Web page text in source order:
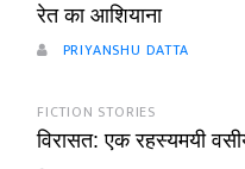
रेत का आशियाना
PRIYANSHU DATTA
FICTION STORIES
विरासत: एक रहस्यमयी